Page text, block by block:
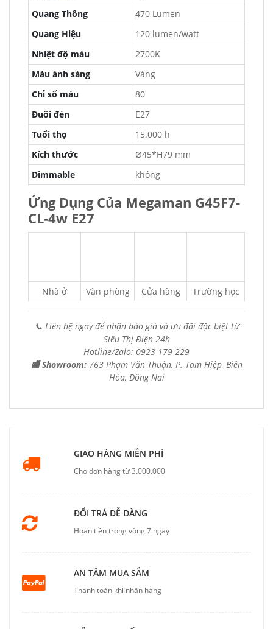
Quang Thông
470 Lumen
Quang Hiệu
120 lumen/watt
Nhiệt độ màu
2700K
Màu ánh sáng
Vàng
Chỉ số màu
80
Đuôi đèn
E27
Tuổi thọ
15.000 h
Kích thước
Ø45*H79 mm
Dimmable
không
Ứng Dụng Của Megaman G45F7-
CL-4w E27
Nhà ở Văn phòng Cửa hàng Trường học
📞 Liên hệ ngay để nhận báo giá và ưu đãi đặc biệt từ
Siêu Thị Điện 24h
Hotline/Zalo: 0923 179 229
🏬 Showroom: 763 Phạm Văn Thuận, P. Tam Hiệp, Biên
Hòa, Đồng Nai
GIAO HÀNG MIỄN PHÍ
Cho đơn hàng từ 3.000.000
ĐỔI TRẢ DỄ DÀNG
Hoàn tiền trong vòng 7 ngày
AN TÂM MUA SẮM
Thanh toán khi nhận hàng